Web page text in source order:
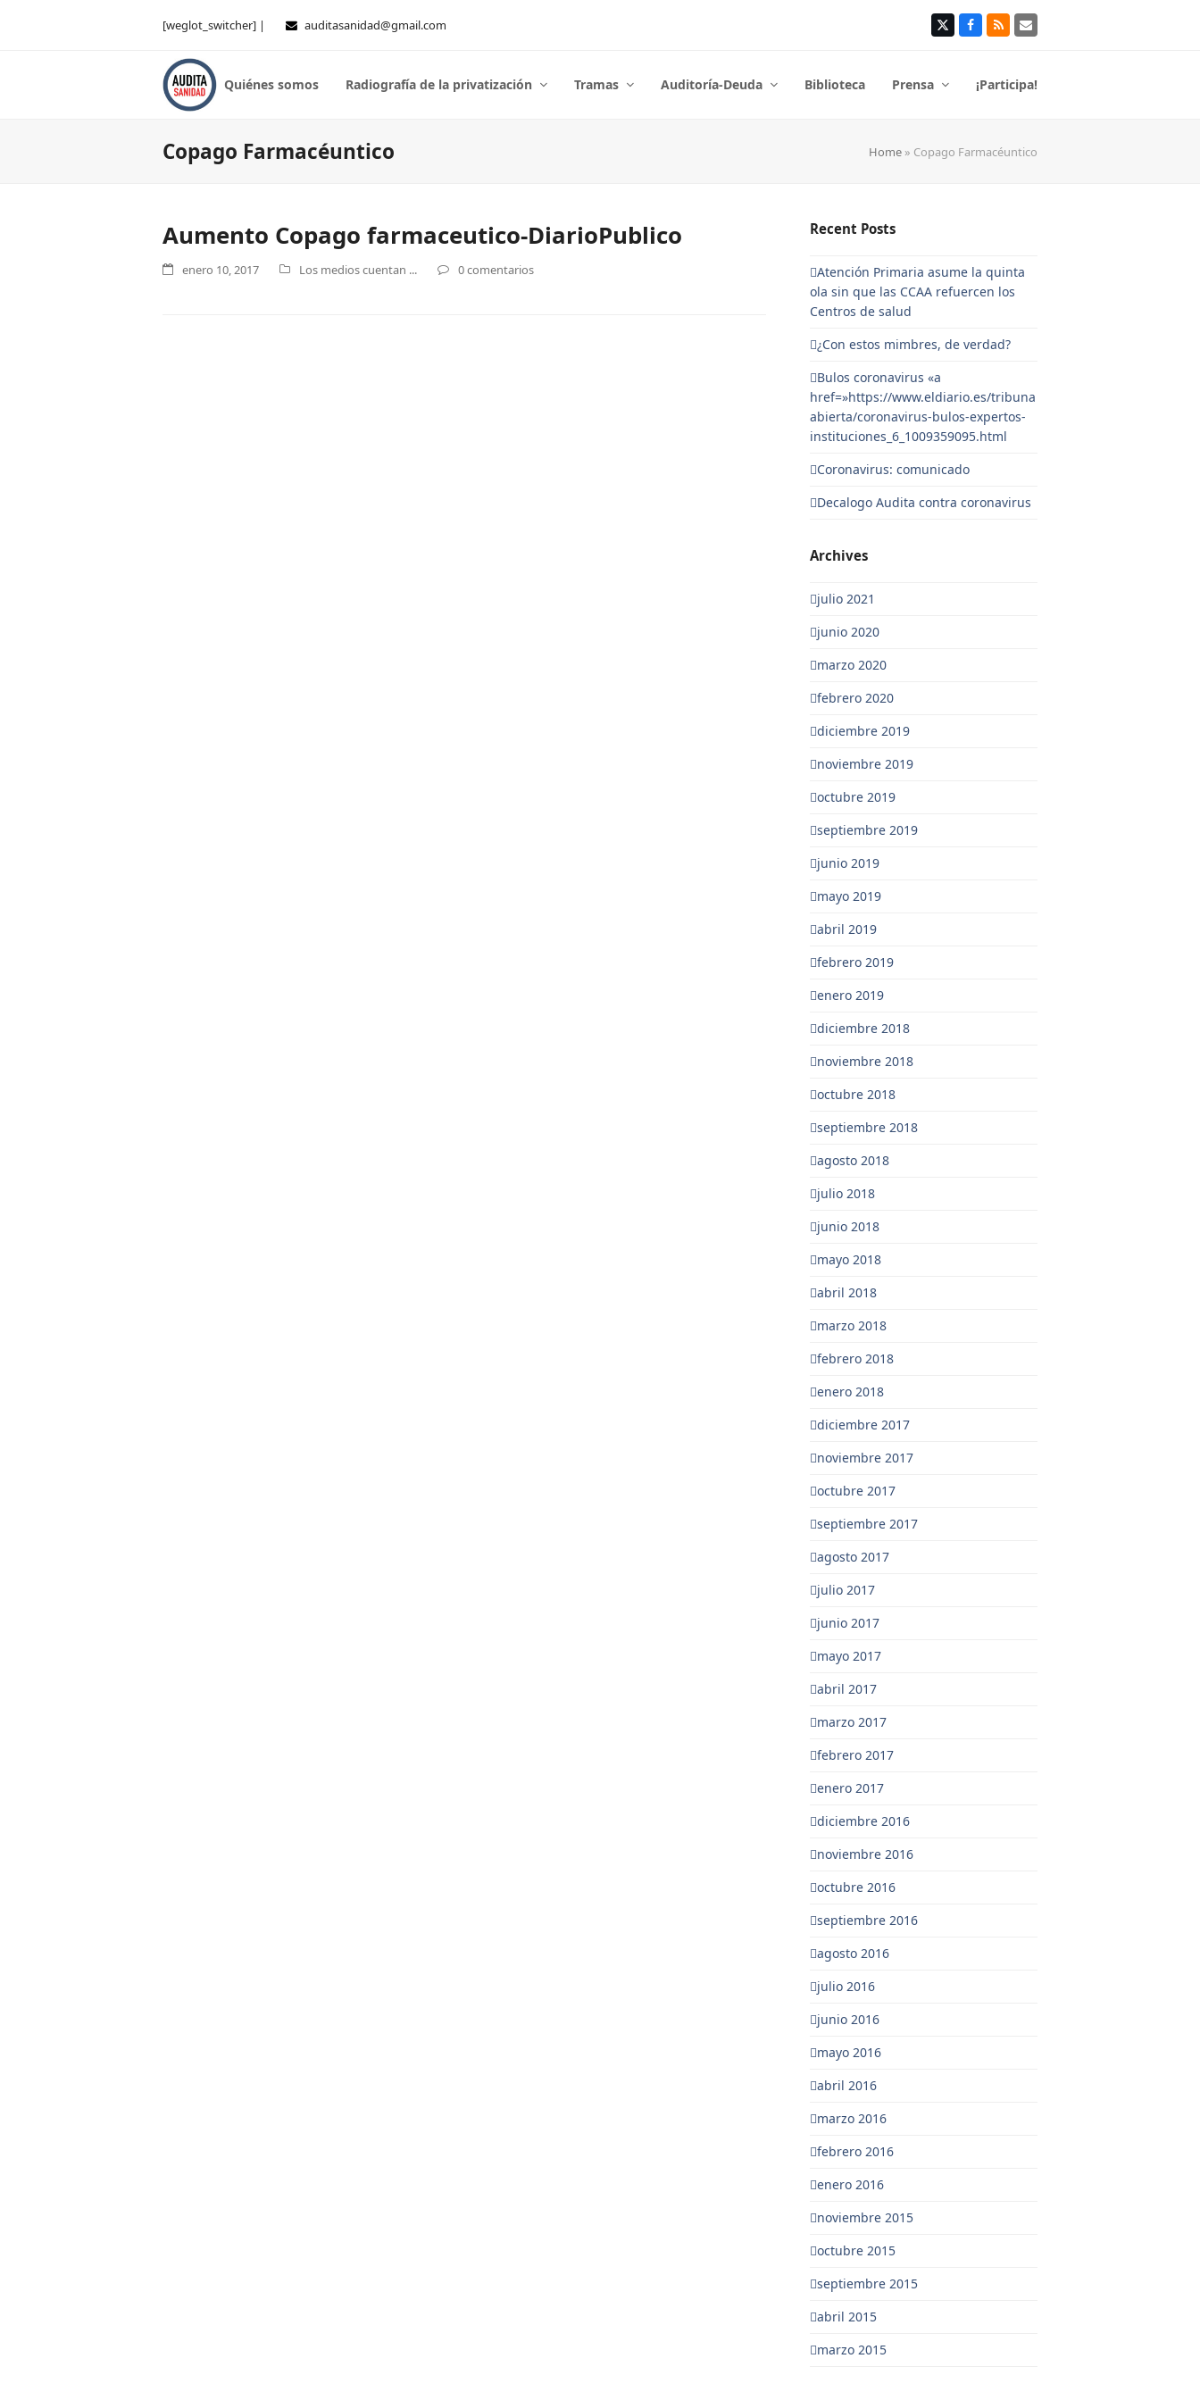
[weglot_switcher] | auditasanidad@gmail.com TwitterFacebook
RSS Correo
Quiénes somos Radiografía de la privatización Tramas Auditoría-Deuda Biblioteca Prensa ¡Participa!
Copago Farmacéuntico Home » Copago Farmacéuntico
Aumento Copago farmaceutico-DiarioPublico
enero 10, 2017 Los medios cuentan ... 0 comentarios
Recent Posts
Atención Primaria asume la quinta
ola sin que las CCAA refuercen los
Centros de salud
¿Con estos mimbres, de verdad?
Bulos coronavirus «a
href=»https://www.eldiario.es/tribuna
abierta/coronavirus-bulos-expertos-
instituciones_6_1009359095.html
Coronavirus: comunicado
Decalogo Audita contra coronavirus
Archives
julio 2021
junio 2020
marzo 2020
febrero 2020
diciembre 2019
noviembre 2019
octubre 2019
septiembre 2019
junio 2019
mayo 2019
abril 2019
febrero 2019
enero 2019
diciembre 2018
noviembre 2018
octubre 2018
septiembre 2018
agosto 2018
julio 2018
junio 2018
mayo 2018
abril 2018
marzo 2018
febrero 2018
enero 2018
diciembre 2017
noviembre 2017
octubre 2017
septiembre 2017
agosto 2017
julio 2017
junio 2017
mayo 2017
abril 2017
marzo 2017
febrero 2017
enero 2017
diciembre 2016
noviembre 2016
octubre 2016
septiembre 2016
agosto 2016
julio 2016
junio 2016
mayo 2016
abril 2016
marzo 2016
febrero 2016
enero 2016
noviembre 2015
octubre 2015
septiembre 2015
abril 2015
marzo 2015